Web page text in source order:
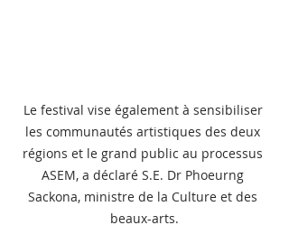
Le festival vise également à sensibiliser
les communautés artistiques des deux
régions et le grand public au processus
ASEM, a déclaré S.E. Dr Phoeurng
Sackona, ministre de la Culture et des
beaux-arts.